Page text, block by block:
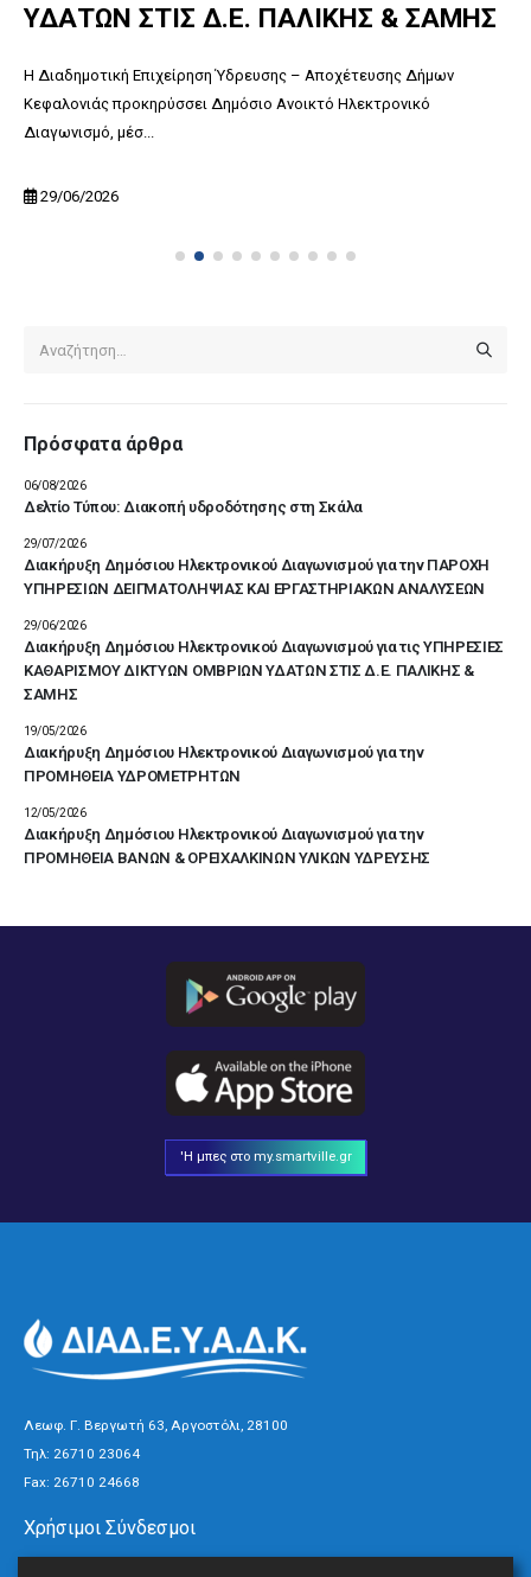
ΥΔΑΤΩΝ ΣΤΙΣ Δ.Ε. ΠΑΛΙΚΗΣ & ΣΑΜΗΣ
Η Διαδημοτική Επιχείρηση Ύδρευσης – Αποχέτευσης Δήμων
Κεφαλονιάς προκηρύσσει Δημόσιο Ανοικτό Ηλεκτρονικό
Διαγωνισμό, μέσ...
29/06/2026
Πρόσφατα άρθρα
Δελτίο Τύπου: Διακοπή υδροδότησης στη Σκάλα
06/08/2026
Διακήρυξη Δημόσιου Ηλεκτρονικού Διαγωνισμού για την ΠΑΡΟΧΗ
ΥΠΗΡΕΣΙΩΝ ΔΕΙΓΜΑΤΟΛΗΨΙΑΣ ΚΑΙ ΕΡΓΑΣΤΗΡΙΑΚΩΝ ΑΝΑΛΥΣΕΩΝ
29/07/2026
Διακήρυξη Δημόσιου Ηλεκτρονικού Διαγωνισμού για τις ΥΠΗΡΕΣΙΕΣ
ΚΑΘΑΡΙΣΜΟΥ ΔΙΚΤΥΩΝ ΟΜΒΡΙΩΝ ΥΔΑΤΩΝ ΣΤΙΣ Δ.Ε. ΠΑΛΙΚΗΣ &
ΣΑΜΗΣ
29/06/2026
Διακήρυξη Δημόσιου Ηλεκτρονικού Διαγωνισμού για την
ΠΡΟΜΗΘΕΙΑ ΥΔΡΟΜΕΤΡΗΤΩΝ
19/05/2026
Διακήρυξη Δημόσιου Ηλεκτρονικού Διαγωνισμού για την
ΠΡΟΜΗΘΕΙΑ ΒΑΝΩΝ & ΟΡΕΙΧΑΛΚΙΝΩΝ ΥΛΙΚΩΝ ΥΔΡΕΥΣΗΣ
12/05/2026
'Η μπες στο my.smartville.gr
Λεωφ. Γ. Βεργωτή 63, Αργοστόλι, 28100
Τηλ: 26710 23064
Fax: 26710 24668
Χρήσιμοι Σύνδεσμοι